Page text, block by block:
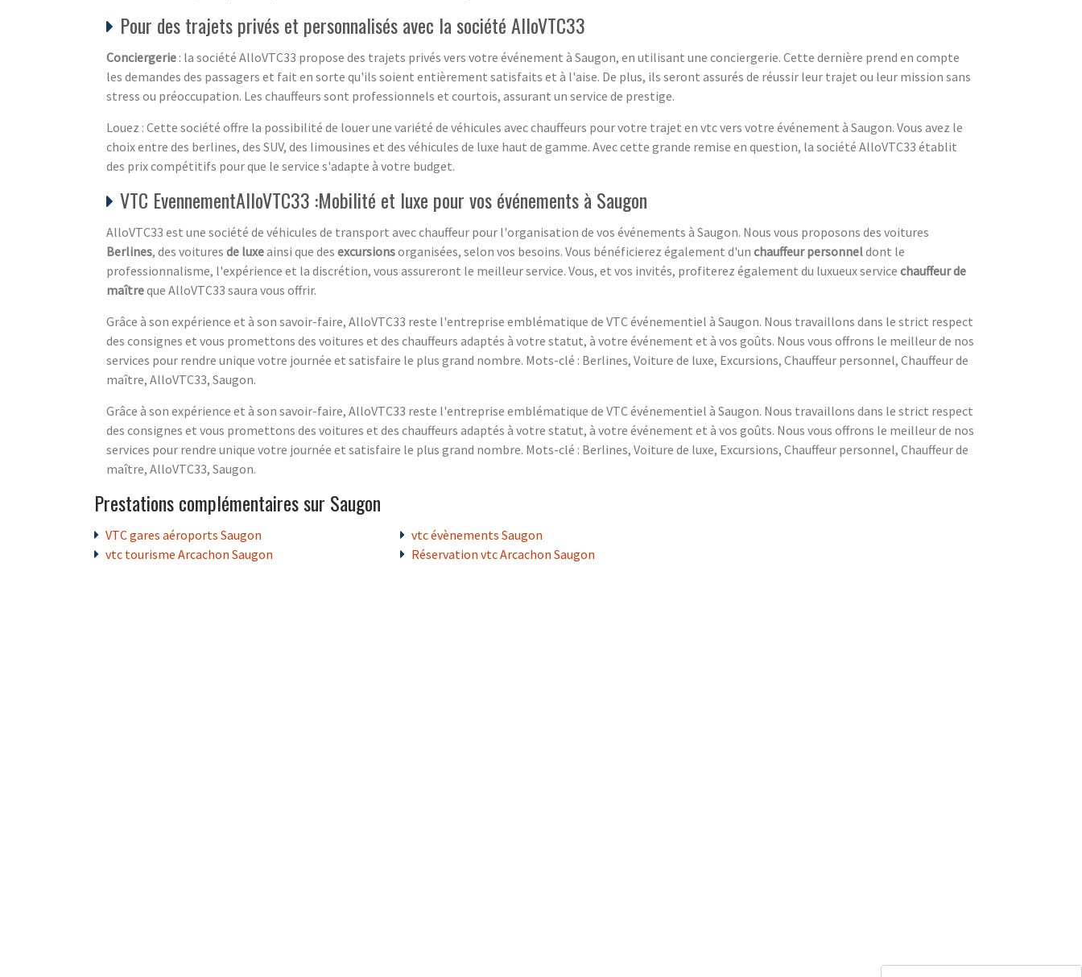
Pour des trajets privés et personnalisés avec la société AlloVTC33
Conciergerie : la société AlloVTC33 propose des trajets privés vers votre événement à Saugon, en utilisant une conciergerie. Cette dernière prend en compte
les demandes des passagers et fait en sorte qu'ils soient entièrement satisfaits et à l'aise. De plus, ils seront assurés de réussir leur trajet ou leur mission sans
stress ou préoccupation. Les chauffeurs sont professionnels et courtois, assurant un service de prestige.
Louez : Cette société offre la possibilité de louer une variété de véhicules avec chauffeurs pour votre trajet en vtc vers votre événement à Saugon. Vous avez le
choix entre des berlines, des SUV, des limousines et des véhicules de luxe haut de gamme. Avec cette grande remise en question, la société AlloVTC33 établit
des prix compétitifs pour que le service s'adapte à votre budget.
VTC EvennementAlloVTC33 :Mobilité et luxe pour vos événements à Saugon
AlloVTC33 est une société de véhicules de transport avec chauffeur pour l'organisation de vos événements à Saugon. Nous vous proposons des voitures
Berlines, des voitures de luxeainsi que des excursionsorganisées, selon vos besoins. Vous bénéficierez également d'un chauffeur personneldont le
professionnalisme, l'expérience et la discrétion, vous assureront le meilleur service. Vous, et vos invités, profiterez également du luxueux service chauffeur de
maîtreque AlloVTC33 saura vous offrir.
Grâce à son expérience et à son savoir-faire, AlloVTC33 reste l'entreprise emblématique de VTC événementiel à Saugon. Nous travaillons dans le strict respect
des consignes et vous promettons des voitures et des chauffeurs adaptés à votre statut, à votre événement et à vos goûts. Nous vous offrons le meilleur de nos
services pour rendre unique votre journée et satisfaire le plus grand nombre. Mots-clé : Berlines, Voiture de luxe, Excursions, Chauffeur personnel, Chauffeur de
maître, AlloVTC33, Saugon.
Grâce à son expérience et à son savoir-faire, AlloVTC33 reste l'entreprise emblématique de VTC événementiel à Saugon. Nous travaillons dans le strict respect
des consignes et vous promettons des voitures et des chauffeurs adaptés à votre statut, à votre événement et à vos goûts. Nous vous offrons le meilleur de nos
services pour rendre unique votre journée et satisfaire le plus grand nombre. Mots-clé : Berlines, Voiture de luxe, Excursions, Chauffeur personnel, Chauffeur de
maître, AlloVTC33, Saugon.
Prestations complémentaires sur Saugon
VTC gares aéroports Saugon
vtc tourisme Arcachon Saugon
vtc évènements Saugon
Réservation vtc Arcachon Saugon